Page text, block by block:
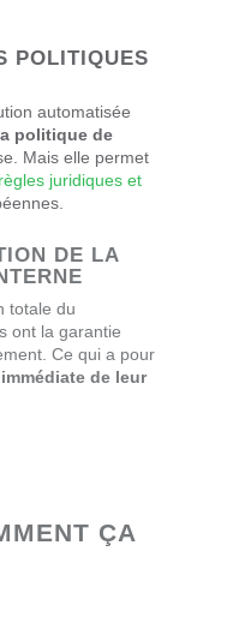
POLITIQUES
automatisée
politique de
Mais elle permet
juridiques et
DE LA
totale du
ont la garantie
Ce qui a pour
de leur
ÇA